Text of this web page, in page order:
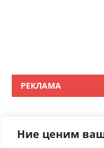
Ние ценим
РЕКЛАМА